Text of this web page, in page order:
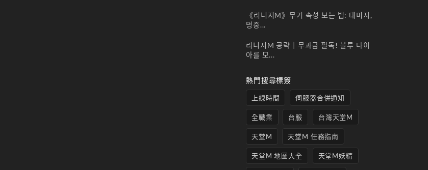
《리니지M》무기 속성 보는 법: 대미지,
명중...
리니지M 공략｜무과금 필독! 블루 다이
아를 모...
熱門搜尋標簽
上線時間 伺服器合併通知
全職業 台服 台灣天堂M
天堂M 天堂M 任務指南
天堂M 地圖大全 天堂M妖精